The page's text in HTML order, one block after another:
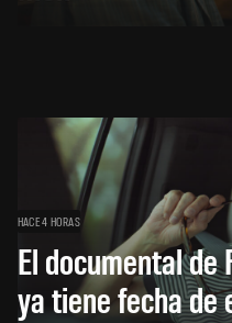
HACE 4 HORAS
El documental
ya tiene fecha